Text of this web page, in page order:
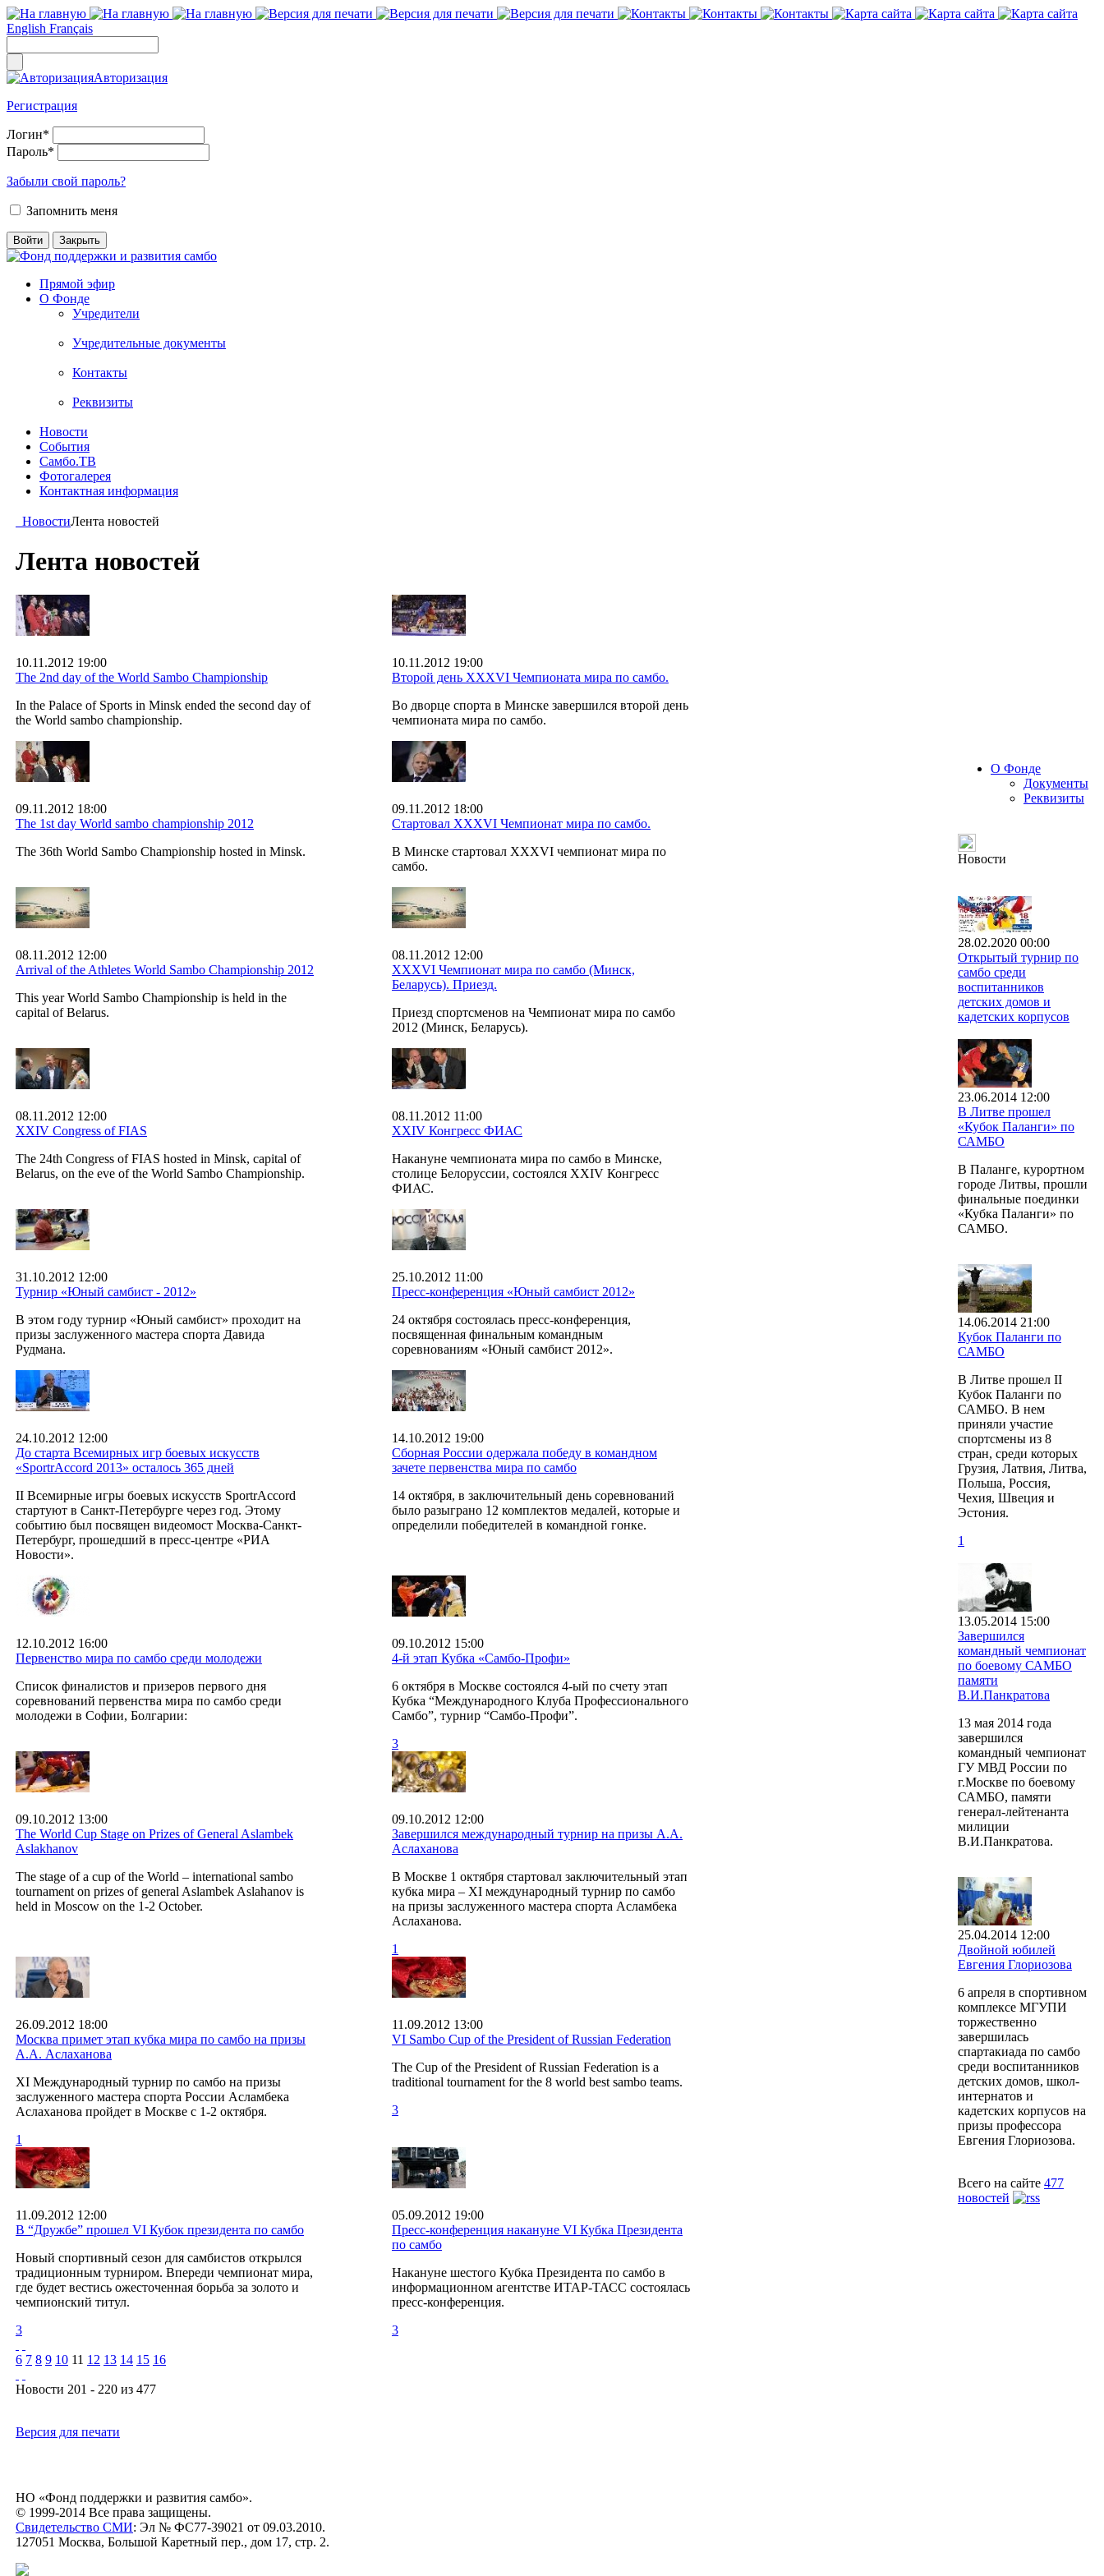
English Français
Авторизация
Регистрация
Логин*
Пароль*
Забыли свой пароль?
Запомнить меня
Прямой эфир
О Фонде
Учредители
Учредительные документы
Контакты
Реквизиты
Новости
События
Самбо.ТВ
Фотогалерея
Контактная информация
НовостиЛента новостей
Лента новостей
10.11.2012 19:00
The 2nd day of the World Sambo Championship
In the Palace of Sports in Minsk ended the second day of
the World sambo championship.
10.11.2012 19:00
Второй день XXXVI Чемпионата мира по самбо.
Во дворце спорта в Минске завершился второй день
чемпионата мира по самбо.
09.11.2012 18:00
The 1st day World sambo championship 2012
The 36th World Sambo Championship hosted in Minsk.
09.11.2012 18:00
Стартовал XXXVI Чемпионат мира по самбо.
В Минске стартовал XXXVI чемпионат мира по
самбо.
08.11.2012 12:00
Arrival of the Athletes World Sambo Championship 2012
This year World Sambo Championship is held in the
capital of Belarus.
08.11.2012 12:00
XXXVI Чемпионат мира по самбо (Минск,
Беларусь). Приезд.
Приезд спортсменов на Чемпионат мира по самбо
2012 (Минск, Беларусь).
08.11.2012 12:00
XXIV Congress of FIAS
The 24th Congress of FIAS hosted in Minsk, capital of
Belarus, on the eve of the World Sambo Championship.
08.11.2012 11:00
XXIV Конгресс ФИАС
Накануне чемпионата мира по самбо в Минске,
столице Белоруссии, состоялся XXIV Конгресс
ФИАС.
31.10.2012 12:00
Турнир «Юный самбист - 2012»
В этом году турнир «Юный самбист» проходит на
призы заслуженного мастера спорта Давида
Рудмана.
25.10.2012 11:00
Пресс-конференция «Юный самбист 2012»
24 октября состоялась пресс-конференция,
посвященная финальным командным
соревнованиям «Юный самбист 2012».
24.10.2012 12:00
До старта Всемирных игр боевых искусств
«SportrAccord 2013» осталось 365 дней
II Всемирные игры боевых искусств SportrAccord
стартуют в Санкт-Петербурге через год. Этому
событию был посвящен видеомост Москва-Санкт-
Петербург, прошедший в пресс-центре «РИА
Новости».
14.10.2012 19:00
Сборная России одержала победу в командном
зачете первенства мира по самбо
14 октября, в заключительный день соревнований
было разыграно 12 комплектов медалей, которые и
определили победителей в командной гонке.
12.10.2012 16:00
Первенство мира по самбо среди молодежи
Список финалистов и призеров первого дня
соревнований первенства мира по самбо среди
молодежи в Софии, Болгарии:
09.10.2012 15:00
4-й этап Кубка «Самбо-Профи»
6 октября в Москве состоялся 4-ый по счету этап
Кубка “Международного Клуба Профессионального
Самбо”, турнир “Самбо-Профи”.
3
09.10.2012 13:00
The World Cup Stage on Prizes of General Aslambek
Aslakhanov
The stage of a cup of the World – international sambo
tournament on prizes of general Aslambek Aslahanov is
held in Moscow on the 1-2 October.
09.10.2012 12:00
Завершился международный турнир на призы А.А.
Аслаханова
В Москве 1 октября стартовал заключительный этап
кубка мира – XI международный турнир по самбо
на призы заслуженного мастера спорта Асламбека
Аслаханова.
1
26.09.2012 18:00
Москва примет этап кубка мира по самбо на призы
А.А. Аслаханова
XI Международный турнир по самбо на призы
заслуженного мастера спорта России Асламбека
Аслаханова пройдет в Москве с 1-2 октября.
1
11.09.2012 13:00
VI Sambo Cup of the President of Russian Federation
The Cup of the President of Russian Federation is a
traditional tournament for the 8 world best sambo teams.
3
11.09.2012 12:00
В “Дружбе” прошел VI Кубок президента по самбо
Новый спортивный сезон для самбистов открылся
традиционным турниром. Впереди чемпионат мира,
где будет вестись ожесточенная борьба за золото и
чемпионский титул.
3
05.09.2012 19:00
Пресс-конференция накануне VI Кубка Президента
по самбо
Накануне шестого Кубка Президента по самбо в
информационном агентстве ИТАР-ТАСС состоялась
пресс-конференция.
3
6 7 8 9 10 11 12 13 14 15 16
Новости 201 - 220 из 477
Версия для печати
О Фонде
Документы
Реквизиты
Новости
28.02.2020 00:00
Открытый турнир по
самбо среди
воспитанников
детских домов и
кадетских корпусов
23.06.2014 12:00
В Литве прошел
«Кубок Паланги» по
САМБО
В Паланге, курортном
городе Литвы, прошли
финальные поединки
«Кубка Паланги» по
САМБО.
14.06.2014 21:00
Кубок Паланги по
САМБО
В Литве прошел II
Кубок Паланги по
САМБО. В нем
приняли участие
спортсмены из 8
стран, среди которых
Грузия, Латвия, Литва,
Польша, Россия,
Чехия, Швеция и
Эстония.
1
13.05.2014 15:00
Завершился
командный чемпионат
по боевому САМБО
памяти
В.И.Панкратова
13 мая 2014 года
завершился
командный чемпионат
ГУ МВД России по
г.Москве по боевому
САМБО, памяти
генерал-лейтенанта
милиции
В.И.Панкратова.
25.04.2014 12:00
Двойной юбилей
Евгения Глориозова
6 апреля в спортивном
комплексе МГУПИ
торжественно
завершилась
спартакиада по самбо
среди воспитанников
детских домов, школ-
интернатов и
кадетских корпусов на
призы профессора
Евгения Глориозова.
Всего на сайте 477
новостей
НО «Фонд поддержки и развития самбо».
© 1999-2014 Все права защищены.
Свидетельство СМИ: Эл № ФС77-39021 от 09.03.2010.
127051 Москва, Большой Каретный пер., дом 17, стр. 2.